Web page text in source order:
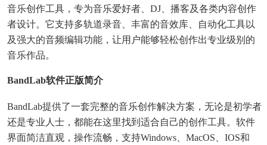
音乐创作工具，专为音乐爱好者、DJ、播客及各类内容创作
者设计。它支持多轨道录音、丰富的音效库、自动化工具以
及强大的音频编辑功能，让用户能够轻松创作出专业级别的
音乐作品。
BandLab软件正版简介
BandLab提供了一套完整的音乐创作解决方案，无论是初学者
还是专业人士，都能在这里找到适合自己的创作工具。软件
界面简洁直观，操作流畅，支持Windows、macOS、iOS和